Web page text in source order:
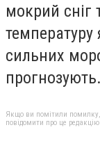
мокрий сніг
температуру
сильних
прогнозують.
Якщо ви помітили помилку,
повідомити про це редакцію